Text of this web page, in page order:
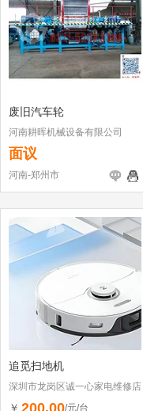
废旧汽车轮
河南耕晖机械设备有限公司
面议
河南-郑州市
追觅扫地机
深圳市龙岗区诚一心家电维修店
（个体工商户）
￥ 200.00/元/台